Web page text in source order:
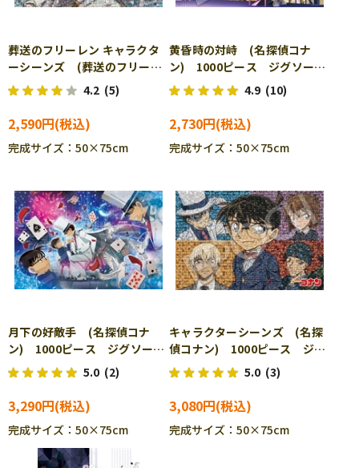
葬送のフリーレン キャラクタ
ーシーンズ (葬送のフリーレ
ン) 1000ピース ジグソーパ
ズル EPO-12-615s
4.2 (5)
2,590円
完成サイズ：50×75cm
黄昏時の対峙 (名探偵コナ
ン) 1000ピース ジグソーパ
ズル EPO-12-701s
4.9 (10)
2,730円
完成サイズ：50×75cm
月下の好敵手 (名探偵コナ
ン) 1000ピース ジグソーパ
ズル EPO-13-065s ［CP-
FW］
5.0 (2)
3,290円
完成サイズ：50×75cm
キャラクターシーンズ (名探
偵コナン) 1000ピース ジグ
ソーパズル EPO-13-400s
5.0 (3)
3,080円
完成サイズ：50×75cm